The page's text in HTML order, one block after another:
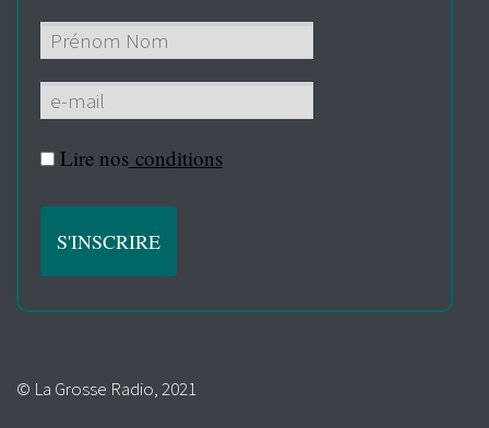
Lire nos conditions
© La Grosse Radio, 2021